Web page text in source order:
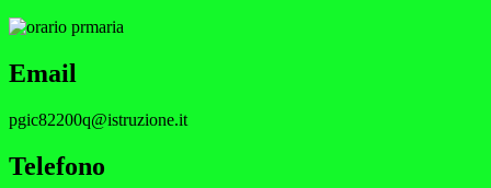
Email
pgic82200q@istruzione.it
Telefono